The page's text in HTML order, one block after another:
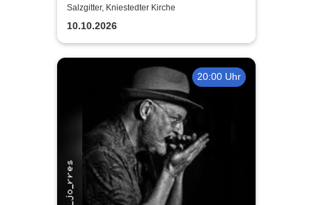
String Trio Tour
Salzgitter, Kniestedter Kirche
10.10.2026
20:00 Uhr